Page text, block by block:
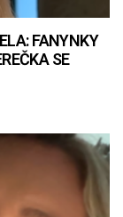
FANYNKY
SE